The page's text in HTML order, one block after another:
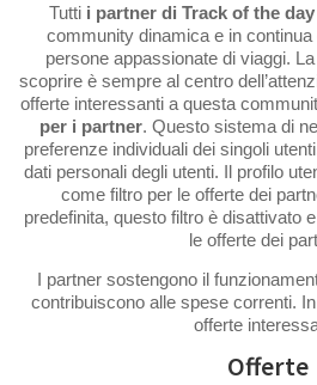
Tutti i partner di Track of the day
community dinamica e in
persone appassionate di viaggi.
scoprire è sempre al centro
offerte interessanti a questa
per i partner. Questo sistema di
preferenze individuali dei singoli
dati personali degli utenti. Il profilo
come filtro per le offerte dei
predefinita, questo filtro è disattivato
le offerte dei
I partner sostengono il
contribuiscono alle spese correnti.
offerte
Offerte